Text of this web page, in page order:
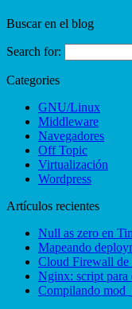
Buscar en el blog
Search for:
Categories
GNU/Linux
Middleware
Navegadores
Off Topic
Virtualización
Wordpress
Artículos recientes
Null as zero en
Mapeando
Cloud Firewall de
Nginx: script para
Compilando